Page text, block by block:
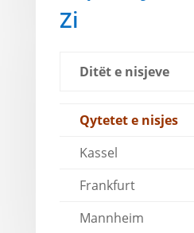
Zi
Ditët e nisjeve
Qytetet e nisjes
Kassel
Frankfurt
Mannheim